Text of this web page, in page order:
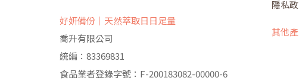
好妍備份｜天然萃取日日足量
喬升有限公司
統編：83369831
食品業者登錄字號：F-200183082-00000-6
隱私
其他